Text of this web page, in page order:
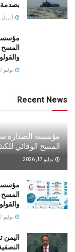
أبريل 9, 2026
مؤسسة
يوليو 17, 2026
Recent News
مؤسسة الصدارة
المسح الوقائي
يوليو 17, 2026
مؤسسة
يوليو 17, 2026